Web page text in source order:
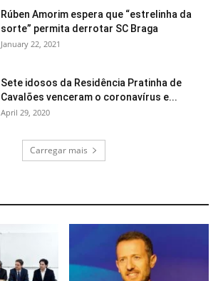
Rúben Amorim espera que “estrelinha da
sorte” permita derrotar SC Braga
January 22, 2021
Sete idosos da Residência Pratinha de
Cavalões venceram o coronavírus e...
April 29, 2020
Carregar mais